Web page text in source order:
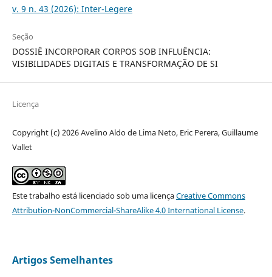
v. 9 n. 43 (2026): Inter-Legere
Seção
DOSSIÊ INCORPORAR CORPOS SOB INFLUÊNCIA:
VISIBILIDADES DIGITAIS E TRANSFORMAÇÃO DE SI
Licença
Copyright (c) 2026 Avelino Aldo de Lima Neto, Eric Perera, Guillaume
Vallet
Este trabalho está licenciado sob uma licençaCreative Commons
Attribution-NonCommercial-ShareAlike 4.0 International License.
Artigos Semelhantes